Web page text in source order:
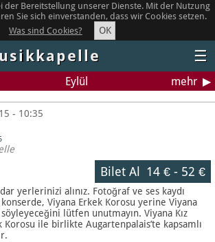
der Bereitstellung unserer Dienste. Mit der Nutzung
Sie sich einverstanden, dass wir Cookies setzen.
Was sind Cookies?
OK
☰
Eylül mehr
- 10:35
Bilet Al 14 €- 52 €
yerlerinizi alınız. Fotoğraf ve ses kaydı
konserde, Viyana Erkek Korosu yerine Viyana
söyleyeceğini lütfen unutmayın. Viyana Kız
Korosu ile birlikte Augartenpalais’te kapsamlı